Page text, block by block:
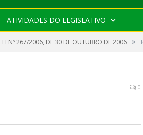
ATIVIDADES DO LEGISLATIVO
LEI Nº 267/2006, DE 30 DE OUTUBRO DE 2006 »
0